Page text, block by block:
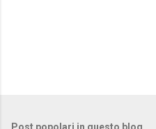
Post popolari in questo blog